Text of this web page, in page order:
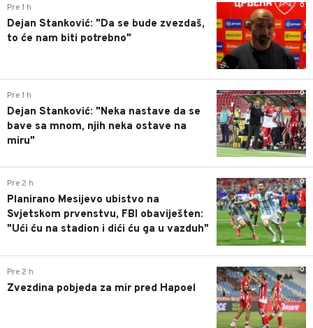
0
Pre 1 h
Dejan Stanković: "Da se bude zvezdaš,
to će nam biti potrebno"
0
Pre 1 h
Dejan Stanković: "Neka nastave da se
bave sa mnom, njih neka ostave na
miru"
0
Pre 2 h
Planirano Mesijevo ubistvo na
Svjetskom prvenstvu, FBI obaviješten:
"Ući ću na stadion i dići ću ga u vazduh"
0
Pre 2 h
Zvezdina pobjeda za mir pred Hapoel